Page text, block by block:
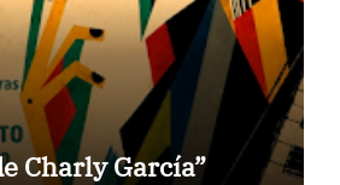
Charly García”